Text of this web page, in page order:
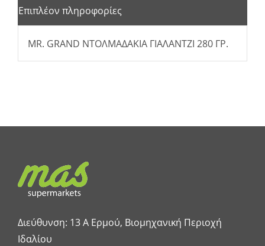
Επιπλέον πληροφορίες
MR. GRAND ΝΤΟΛΜΑΔΑΚΙΑ ΓΙΑΛΑΝΤΖΙ 280 ΓΡ.
Διεύθυνση: 13 A Ερμού, Βιομηχανική Περιοχή
Ιδαλίου